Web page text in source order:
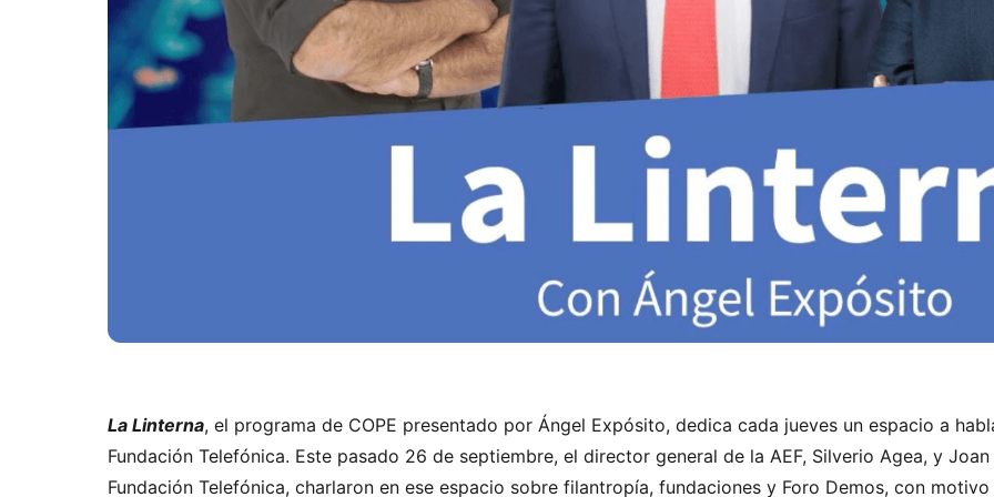
La Linterna, el programa de COPE presentado por Ángel Expósito, dedica cada jueves un espacio a
Fundación Telefónica. Este pasado 26 de septiembre, el director general de la AEF, Silverio Agea, y
Fundación Telefónica, charlaron en ese espacio sobre filantropía, fundaciones y Foro Demos, con